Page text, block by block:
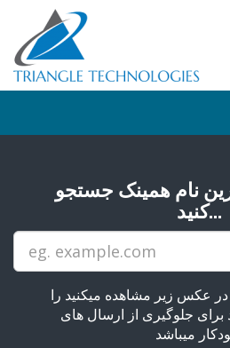
نام همینک جستجو
کنید...
در عکس زیر مشاهده میکنید را
برای جلوگیری از ارسال های